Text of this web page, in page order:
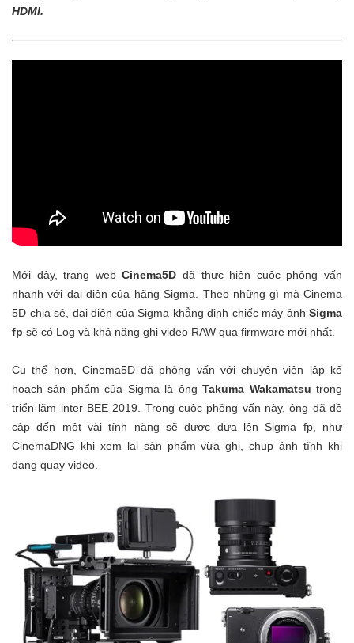
HDMI.
Mới đây, trang webCinema5D đã thực hiện cuộc phỏng vấn
nhanh với đại diện của hãng Sigma. Theo những gì mà Cinema
5D chia sẻ, đại diện của Sigma khẳng định chiếc máy ảnh Sigma
fp sẽ có Log và khả năng ghi video RAW qua firmware mới nhất.
Cụ thể hơn, Cinema5D đã phỏng vấn với chuyên viên lập kế
hoạch sản phẩm của Sigma là ôngTakuma Wakamatsu trong
triển lãm inter BEE 2019. Trong cuộc phỏng vấn này, ông đã đề
cập đến một vài tính năng sẽ được đưa lên Sigma fp, như
CinemaDNG khi xem lại sản phẩm vừa ghi, chụp ảnh tĩnh khi
đang quay video.